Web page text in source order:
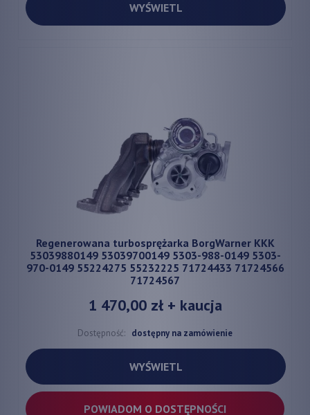
WYŚWIETL
Regenerowana turbosprężarka BorgWarner KKK
53039880149 53039700149 5303-988-0149 5303-
970-0149 55224275 55232225 71724433 71724566
71724567
1 470,00 zł+ kaucja
Dostępność: dostępny na zamówienie
WYŚWIETL
POWIADOM O DOSTĘPNOŚCI